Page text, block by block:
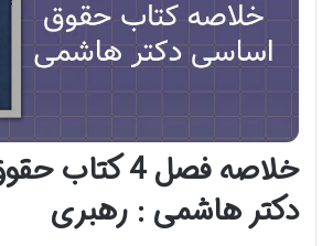
خلاصه فصل 4
دکتر هاشمی : رهبری